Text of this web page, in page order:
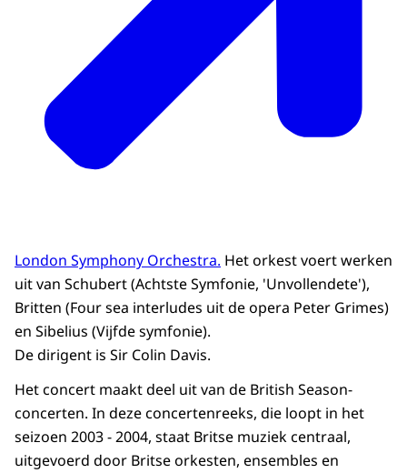
London Symphony Orchestra. Het orkest voert werken
uit van Schubert (Achtste Symfonie, 'Unvollendete'),
Britten (Four sea interludes uit de opera Peter Grimes)
en Sibelius (Vijfde symfonie).
De dirigent is Sir Colin Davis.
Het concert maakt deel uit van de British Season-
concerten. In deze concertenreeks, die loopt in het
seizoen 2003 - 2004, staat Britse muziek centraal,
uitgevoerd door Britse orkesten, ensembles en